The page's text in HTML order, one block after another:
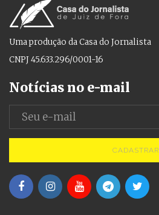
Uma produção da Casa do Jornalista
CNPJ 45.633.296/0001-16
Notícias no e-mail
CADASTRAR